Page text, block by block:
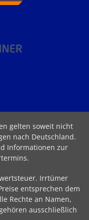
gelten soweit nicht
nach Deutschland.
Informationen zur
.
Irrtümer
entsprechen dem
Rechte an Namen,
ausschließlich